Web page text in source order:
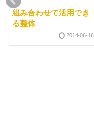
組み合わせて活用でき
る整体
2014-06-16